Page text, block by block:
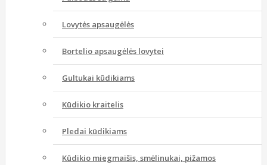
Lovytės apsaugėlės
Bortelio apsaugėlės lovytei
Gultukai kūdikiams
Kūdikio kraitelis
Pledai kūdikiams
Kūdikio miegmaišis, smėlinukai, pižamos